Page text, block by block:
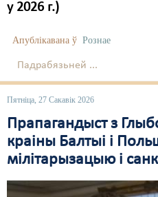
у 2026 г.)
Апублікавана ў Рознае
Падрабязьней ...
Пятніца, 27 Сакавік 2026
Прапагандыст з
краіны Балтыі і
мілітарызацыю і